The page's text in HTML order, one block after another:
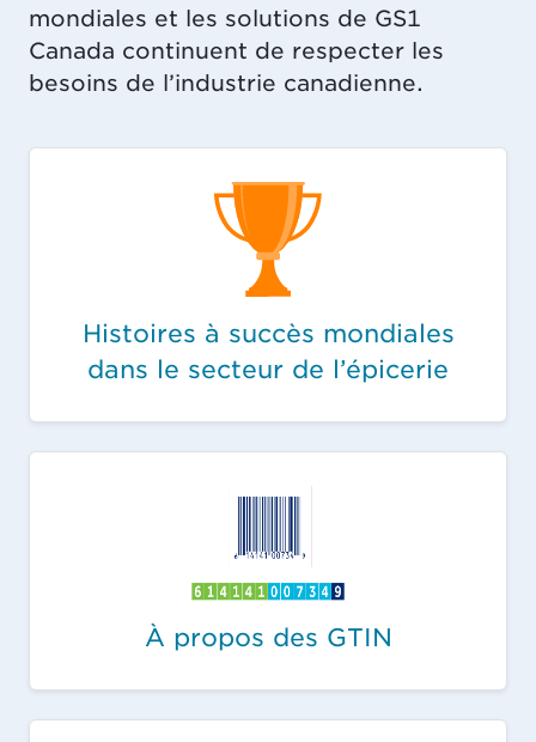
mondiales et les solutions de GS1
Canada continuent de respecter les
besoins de l’industrie canadienne.
Histoires à succès mondiales
dans le secteur de l’épicerie
À propos des GTIN